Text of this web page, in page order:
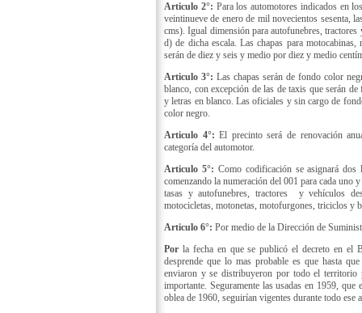
Articulo 2°: Para los automotores indicados en
veintinueve de enero de mil novecientos sesenta,
cms). Igual dimensión para autofunebres,
d) de dicha escala. Las chapas para
serán de diez y seis y medio por diez y medio
Articulo 3°: Las chapas serán de fondo color
blanco, con excepción de las de taxis que serán
y letras en blanco. Las oficiales y sin cargo de
color negro.
Articulo 4°: El precinto será de renovación
categoría del automotor.
Articulo 5°: Como codificación se asignará
comenzando la numeración del 001 para cada uno
tasas y autofunebres, tractores y vehículos
motocicletas, motonetas, motofurgones, triciclos y
Articulo 6°: Por medio de la Dirección de
Por la fecha en que se publicó el decreto en
desprende que lo mas probable es que hasta
enviaron y se distribuyeron por todo el
importante. Seguramente las usadas en 1959,
oblea de 1960, seguirían vigentes durante todo ese